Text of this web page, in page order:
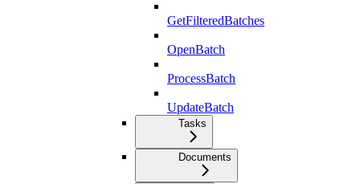
GetFilteredBatches
OpenBatch
ProcessBatch
UpdateBatch
Tasks
Documents